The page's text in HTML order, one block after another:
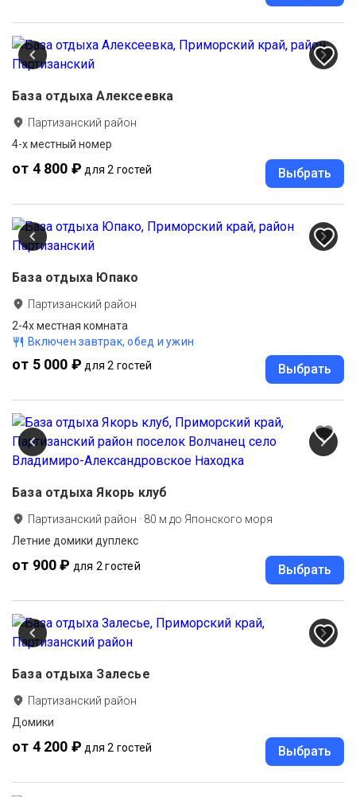
База отдыха Алексеевка
Партизанский район
4-х местный номер
от 4 800 ₽ для 2 гостей Выбрать
База отдыха Юпако
Партизанский район
2-4х местная комната
Включен завтрак, обед и ужин
от 5 000 ₽ для 2 гостей Выбрать
База отдыха Якорь клуб
Партизанский район · 80 м до Японского моря
Летние домики дуплекс
от 900 ₽ для 2 гостей Выбрать
База отдыха Залесье
Партизанский район
Домики
от 4 200 ₽ для 2 гостей Выбрать